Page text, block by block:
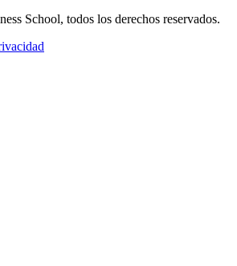
School, todos los derechos reservados.